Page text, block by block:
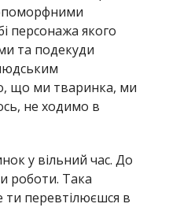
персонажа якого
та подекуди
що ми тваринка, ми
не ходимо в
у вільний час. До
роботи. Така
ти перевтілюєшся в